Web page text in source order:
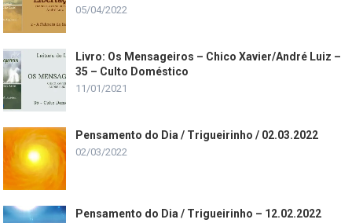
05/04/2022
Livro: Os Mensageiros – Chico Xavier/André Luiz –
35 – Culto Doméstico
11/01/2021
Pensamento do Dia / Trigueirinho / 02.03.2022
02/03/2022
Pensamento do Dia / Trigueirinho – 12.02.2022